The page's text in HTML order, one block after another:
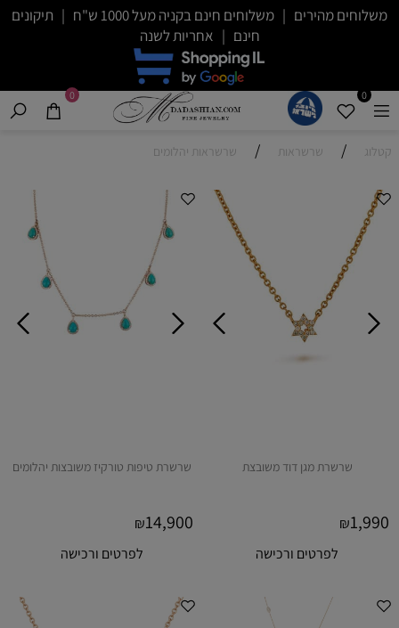
משלוחים מהירים | משלוחים חינם בקניה מעל 1000 ש"ח | תיקונים
חינם | אחריות לשנה
0
0
קטלוג / שרשראות / שרשראות יהלומים
שרשרת מגן דוד משובצת
₪1,990
לפרטים ורכישה
שרשרת טיפות טורקיז משובצות יהלומים
₪14,900
לפרטים ורכישה